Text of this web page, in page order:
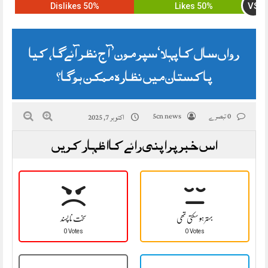
50% Likes VS
50% Dislikes
رواں سال کا پہلا ‘سپر مون’ آج نظر آئےگا، کیا
پاکستان میں نظارہ ممکن ہوگا؟
5cn news اکتوبر 7, 2025
اس خبر پر اپنی رائے کا اظہار کریں
سخت نا پسند
0 Votes
بہتر ہو سکتی تھی
0 Votes